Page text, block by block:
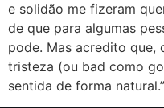
e solidão me fizeram
de que para algumas
pode. Mas acredito que,
tristeza (ou bad como
sentida de forma natural.”